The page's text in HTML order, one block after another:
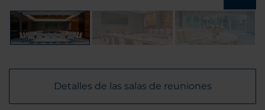
Detalles de las salas de reuniones